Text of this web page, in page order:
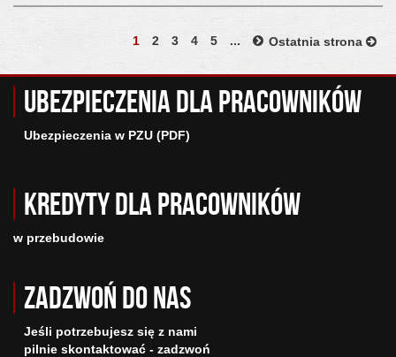
1 2 3 4 5 ... Ostatnia strona
Ubezpieczenia dla pracowników
Ubezpieczenia w PZU (PDF)
Kredyty dla pracowników
w przebudowie
Zadzwoń do nas
Jeśli potrzebujesz się z nami
pilnie skontaktować - zadzwoń